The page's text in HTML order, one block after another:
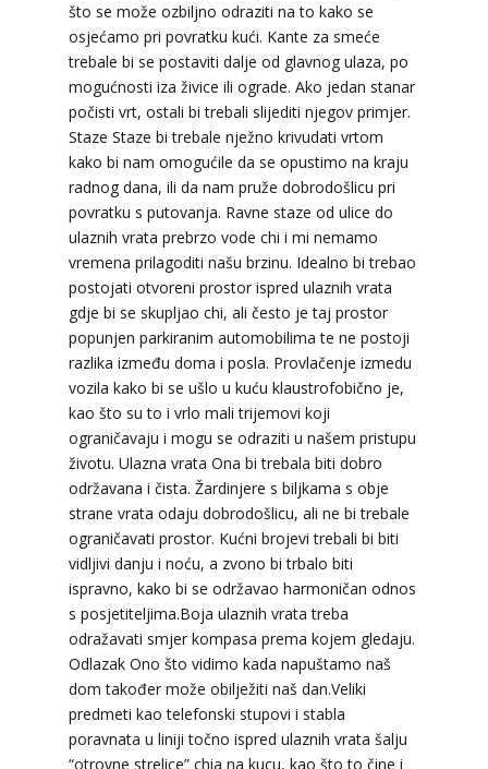
što se može ozbiljno odraziti na to kako se
osjećamo pri povratku kući. Kante za smeće
trebale bi se postaviti dalje od glavnog ulaza, po
mogućnosti iza živice ili ograde. Ako jedan stanar
počisti vrt, ostali bi trebali slijediti njegov primjer.
Staze Staze bi trebale nježno krivudati vrtom
kako bi nam omogućile da se opustimo na kraju
radnog dana, ili da nam pruže dobrodošlicu pri
povratku s putovanja. Ravne staze od ulice do
ulaznih vrata prebrzo vode chi i mi nemamo
vremena prilagoditi našu brzinu. Idealno bi trebao
postojati otvoreni prostor ispred ulaznih vrata
gdje bi se skupljao chi, ali često je taj prostor
popunjen parkiranim automobilima te ne postoji
razlika između doma i posla. Provlačenje izmedu
vozila kako bi se ušlo u kuću klaustrofobično je,
kao što su to i vrlo mali trijemovi koji
ograničavaju i mogu se odraziti u našem pristupu
životu. Ulazna vrata Ona bi trebala biti dobro
održavana i čista. Žardinjere s biljkama s obje
strane vrata odaju dobrodošlicu, ali ne bi trebale
ograničavati prostor. Kućni brojevi trebali bi biti
vidljivi danju i noću, a zvono bi trbalo biti
ispravno, kako bi se održavao harmoničan odnos
s posjetiteljima.Boja ulaznih vrata treba
odražavati smjer kompasa prema kojem gledaju.
Odlazak Ono što vidimo kada napuštamo naš
dom također može obilježiti naš dan.Veliki
predmeti kao telefonski stupovi i stabla
poravnata u liniji točno ispred ulaznih vrata šalju
“otrovne strelice” chia na kucu, kao što to čine i
VESNA BURCSA/ Kod 55
Tarot savjetnik je zauzet
TEHNIKE:tarot, psihološki razgovori
Broj tel: 064/600-600
tel:0,93€ - mob:1,12€ min
DI (DIJANA) / Kod 67
Tarot savjetnik je slobodan
TEHNIKE:astrologija, numerlogija, tarot
Broj tel: 064/600-600
tel:0,93€ - mob:1,12€ min